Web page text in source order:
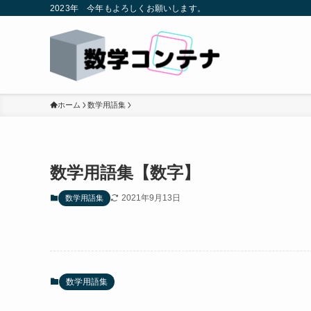
2023年 今年もよろしくお願いします。
ホーム 数学用語集
数学用語集【数字】
数学用語集 2021年9月13日
数学用語集